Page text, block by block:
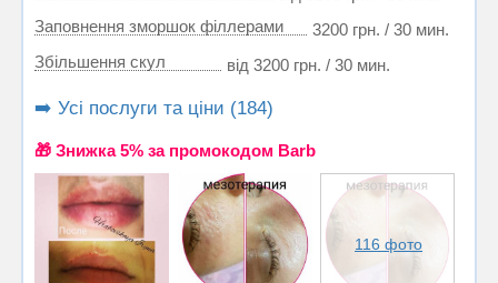
Заповнення зморшок філлерами
3200 грн. / 30 мин.
Збільшення скул
від 3200 грн. / 30 мин.
➡️ Усі послуги та ціни (184)
🎁 Знижка 5% за промокодом Barb
116 фото